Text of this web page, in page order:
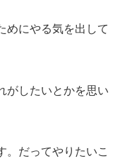
めにやる気を出して
がしたいとかを思い
。だってやりたいこ